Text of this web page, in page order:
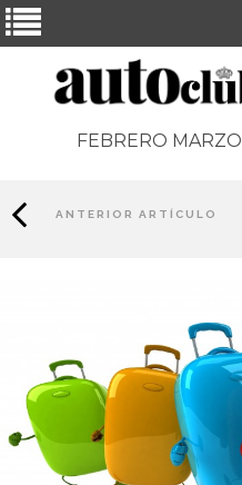
FEBRERO MARZO
ANTERIOR ARTÍCULO